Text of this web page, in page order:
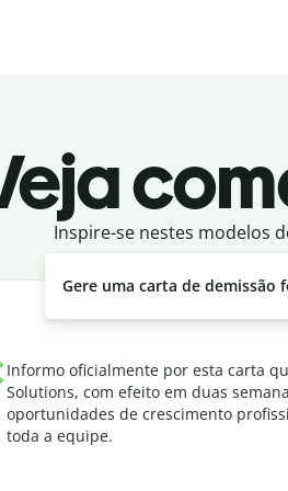
Inspire-se nestes modelos
Gere uma carta de
Informo oficialmente por esta carta
Solutions, com efeito em duas
oportunidades de crescimento
toda a equipe.